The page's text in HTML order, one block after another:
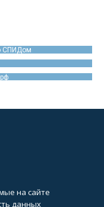
СПИДом
на сайте
данных